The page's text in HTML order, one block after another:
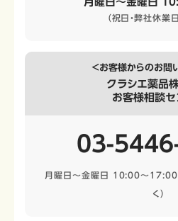
（祝日・弊社休業
＜お客様からのお問
クラシエ薬品
お客様相談セ
03-
月曜日～金曜日 10:00～17:00
く）